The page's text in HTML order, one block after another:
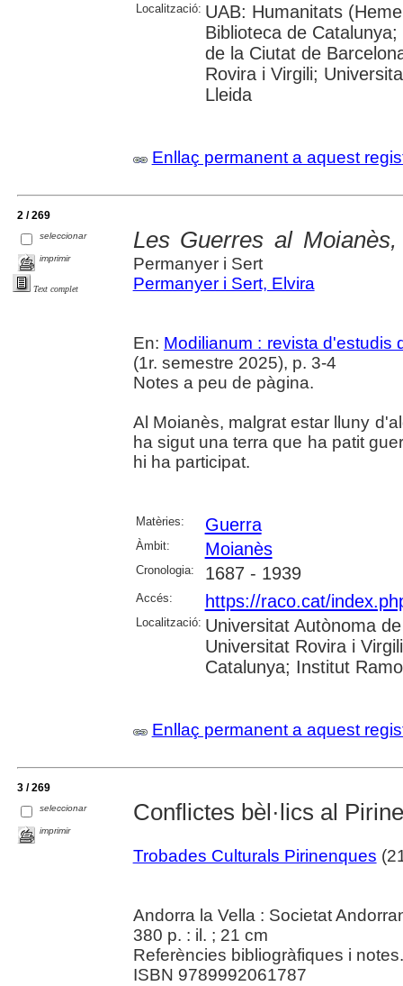
Localització: UAB: Humanitats
Biblioteca de
de la Ciutat de
Rovira i Virgili;
Lleida
Enllaç permanent a aquest
2 / 269
seleccionar
imprimir
Text complet
Les Guerres al
Permanyer i Sert
Permanyer i Sert, Elvira
En: Modilianum : revista d'estudis
(1r. semestre 2025), p. 3-4
Notes a peu de pàgina.
Al Moianès, malgrat estar lluny
ha sigut una terra que ha patit
hi ha participat.
Matèries: Guerra
Àmbit: Moianès
Cronologia: 1687 - 1939
Accés: https://raco.cat/
Localització: Universitat Autònoma
Universitat Rovira i
Catalunya; Institut
Enllaç permanent a aquest
3 / 269
seleccionar
imprimir
Conflictes bèl·lics al
Trobades Culturals Pirinenques
Andorra la Vella : Societat
380 p. : il. ; 21 cm
Referències bibliogràfiques i
ISBN 9789992061787